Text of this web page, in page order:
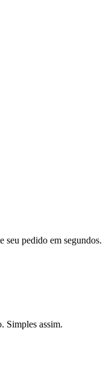
seu pedido em segundos.
Simples assim.